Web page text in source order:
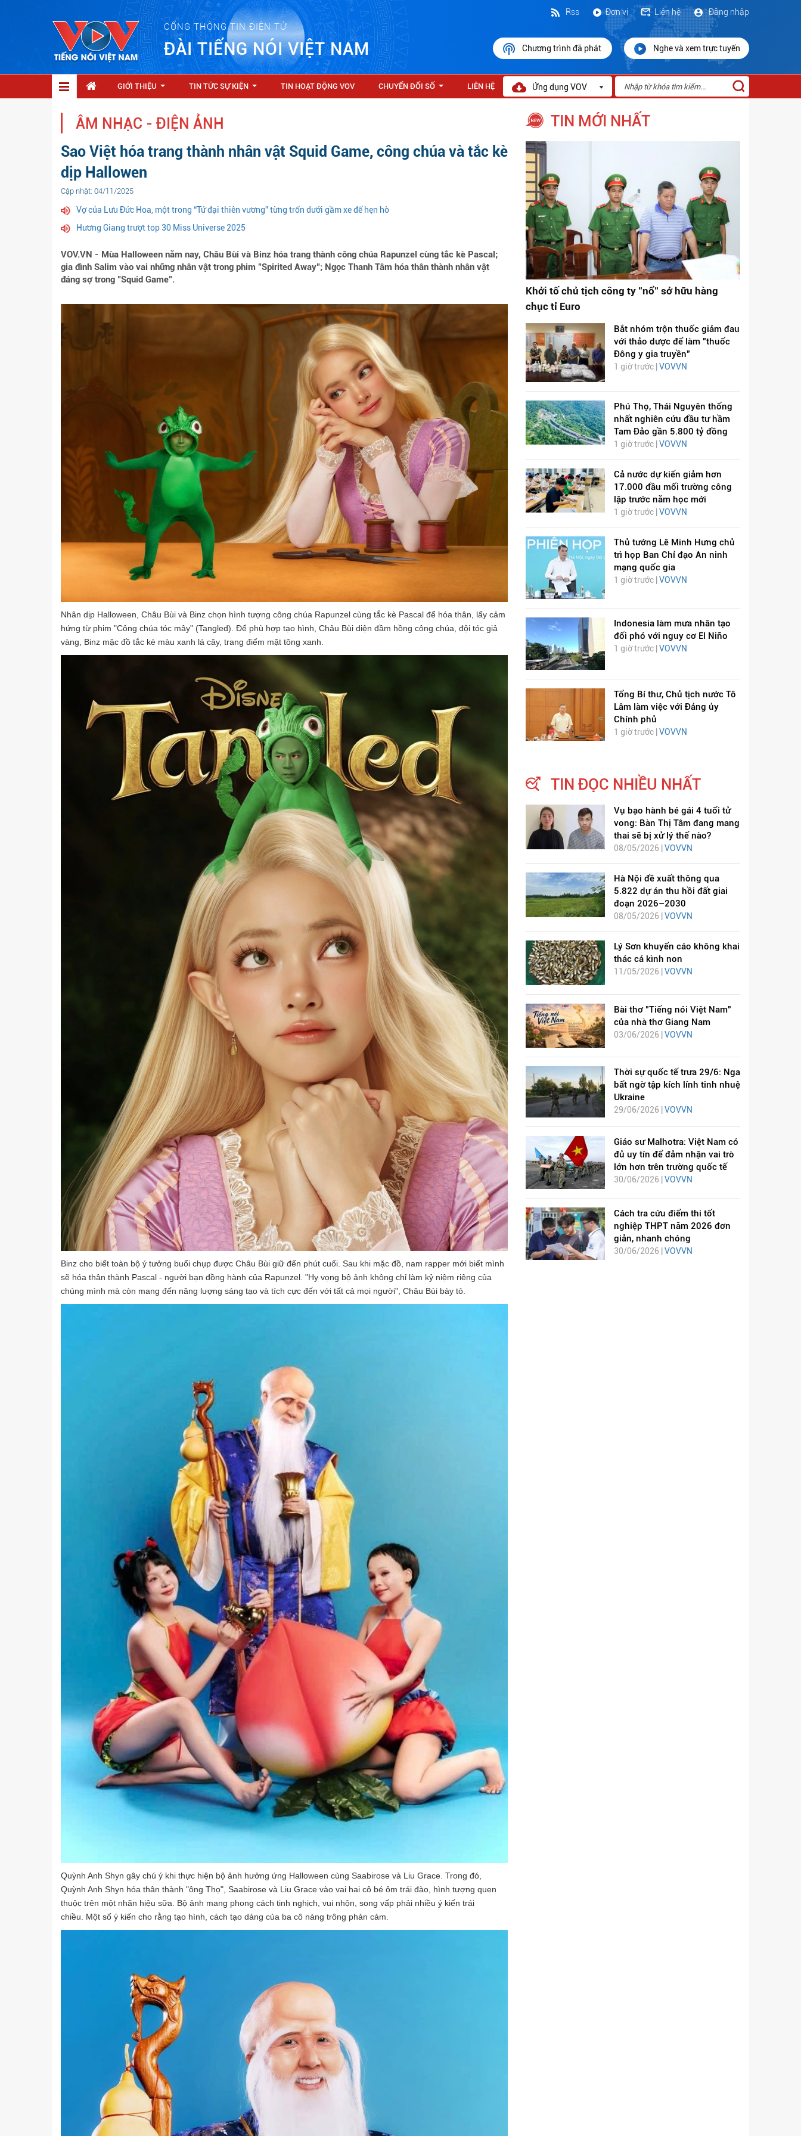
CỔNG THÔNG TIN ĐIỆN TỬ
ĐÀI TIẾNG NÓI VIỆT NAM
Đăng nhập
Liên hệ
Đơn vị
Rss
Chương trình đã phát Nghe và xem trực tuyến
GIỚI THIỆU TIN TỨC SỰ KIỆN TIN HOẠT ĐỘNG VOV CHUYỂN ĐỔI SỐ LIÊN HỆ Ứng dụng VOV
ÂM NHẠC - ĐIỆN ẢNH
Sao Việt hóa trang thành nhân vật Squid Game, công chúa và tắc kè
dịp Hallowen
Cập nhật: 04/11/2025
Vợ của Lưu Đức Hoa, một trong “Tứ đại thiên vương” từng trốn dưới gầm xe để hẹn hò
Hương Giang trượt top 30 Miss Universe 2025
VOV.VN - Mùa Halloween năm nay, Châu Bùi và Binz hóa trang thành công chúa Rapunzel cùng tắc kè Pascal;
gia đình Salim vào vai những nhân vật trong phim "Spirited Away"; Ngọc Thanh Tâm hóa thân thành nhân vật
đáng sợ trong "Squid Game".
Nhân dịp Halloween, Châu Bùi và Binz chọn hình tượng công chúa Rapunzel cùng tắc kè Pascal để hóa thân, lấy cảm
hứng từ phim "Công chúa tóc mây" (Tangled). Để phù hợp tạo hình, Châu Bùi diện đầm hồng công chúa, đội tóc giả
vàng, Binz mặc đồ tắc kè màu xanh lá cây, trang điểm mặt tông xanh.
Binz cho biết toàn bộ ý tưởng buổi chụp được Châu Bùi giữ đến phút cuối. Sau khi mặc đồ, nam rapper mới biết mình
sẽ hóa thân thành Pascal - người bạn đồng hành của Rapunzel. "Hy vọng bộ ảnh không chỉ làm kỷ niệm riêng của
chúng mình mà còn mang đến năng lượng sáng tạo và tích cực đến với tất cả mọi người", Châu Bùi bày tỏ.
Quỳnh Anh Shyn gây chú ý khi thực hiện bộ ảnh hưởng ứng Halloween cùng Saabirose và Liu Grace. Trong đó,
Quỳnh Anh Shyn hóa thân thành "ông Thọ", Saabirose và Liu Grace vào vai hai cô bé ôm trái đào, hình tượng quen
thuộc trên một nhãn hiệu sữa. Bộ ảnh mang phong cách tinh nghịch, vui nhộn, song vấp phải nhiều ý kiến trái
chiều. Một số ý kiến cho rằng tạo hình, cách tạo dáng của ba cô nàng trông phản cảm.
TIN MỚI NHẤT
Khởi tố chủ tịch công ty "nổ" sở hữu hàng
chục tỉ Euro
Bắt nhóm trộn thuốc giảm đau
với thảo dược để làm "thuốc
Đông y gia truyền"
1 giờ trước | VOVVN
Phú Thọ, Thái Nguyên thống
nhất nghiên cứu đầu tư hầm
Tam Đảo gần 5.800 tỷ đồng
1 giờ trước | VOVVN
Cả nước dự kiến giảm hơn
17.000 đầu mối trường công
lập trước năm học mới
1 giờ trước | VOVVN
Thủ tướng Lê Minh Hưng chủ
trì họp Ban Chỉ đạo An ninh
mạng quốc gia
1 giờ trước | VOVVN
Indonesia làm mưa nhân tạo
đối phó với nguy cơ El Niño
1 giờ trước | VOVVN
Tổng Bí thư, Chủ tịch nước Tô
Lâm làm việc với Đảng ủy
Chính phủ
1 giờ trước | VOVVN
TIN ĐỌC NHIỀU NHẤT
Vụ bạo hành bé gái 4 tuổi tử
vong: Bàn Thị Tâm đang mang
thai sẽ bị xử lý thế nào?
08/05/2026 | VOVVN
Hà Nội đề xuất thông qua
5.822 dự án thu hồi đất giai
đoạn 2026–2030
08/05/2026 | VOVVN
Lý Sơn khuyến cáo không khai
thác cá kình non
11/05/2026 | VOVVN
Bài thơ "Tiếng nói Việt Nam"
của nhà thơ Giang Nam
03/06/2026 |VOVVN
Thời sự quốc tế trưa 29/6: Nga
bất ngờ tập kích lính tinh nhuệ
Ukraine
29/06/2026 | VOVVN
Giáo sư Malhotra: Việt Nam có
đủ uy tín để đảm nhận vai trò
lớn hơn trên trường quốc tế
30/06/2026 | VOVVN
Cách tra cứu điểm thi tốt
nghiệp THPT năm 2026 đơn
giản, nhanh chóng
30/06/2026 | VOVVN